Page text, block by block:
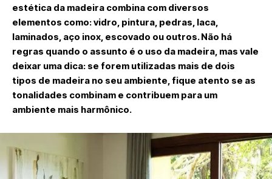
estética da madeira combina com diversos
elementos como: vidro, pintura, pedras, laca,
laminados, aço inox, escovado ou outros. Não há
regras quando o assunto é o uso da madeira, mas vale
deixar uma dica: se forem utilizadas mais de dois
tipos de madeira no seu ambiente, fique atento se as
tonalidades combinam e contribuem para um
ambiente mais harmônico.